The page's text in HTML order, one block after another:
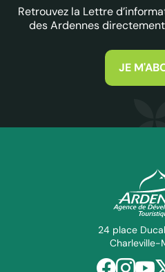
Retrouvez la Lettre
des Ardennes
JE
24 place
Charleville-